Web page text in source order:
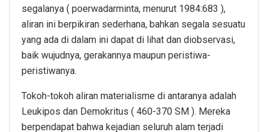
segalanya ( poerwadarminta, menurut 1984:683 ),
aliran ini berpikiran sederhana, bahkan segala sesuatu
yang ada di dalam ini dapat di lihat dan diobservasi,
baik wujudnya, gerakannya maupun peristiwa-
peristiwanya.
Tokoh-tokoh aliran materialisme di antaranya adalah
Leukipos dan Demokritus ( 460-370 SM ). Mereka
berpendapat bahwa kejadian seluruh alam terjadi